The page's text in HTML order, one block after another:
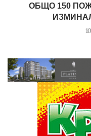
ОБЩО 150